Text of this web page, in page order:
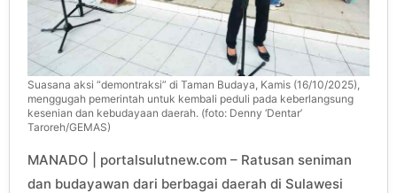
Suasana aksi “demontraksi” di Taman Budaya, Kamis (16/10/2025),
menggugah pemerintah untuk kembali peduli pada keberlangsung
kesenian dan kebudayaan daerah. (foto: Denny ‘Dentar’
Taroreh/GEMAS)
MANADO | portalsulutnew.com – Ratusan seniman
dan budayawan dari berbagai daerah di Sulawesi